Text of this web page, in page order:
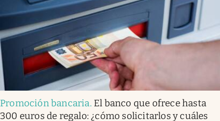
Promoción bancaria. El banco que ofrece hasta
300 euros de regalo: ¿cómo solicitarlos y cuáles